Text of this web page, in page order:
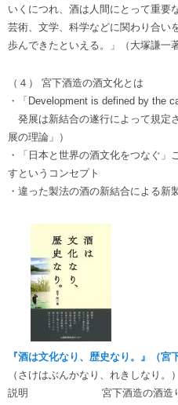
いくにつれ、酒は人間にとって重要
芸術、文学、科学などに関わり合い
歩んできたといえる。」（大塚謙一
（４） 宮下酒造の酒文化とは
・「Development is defined by the
発展は新結合の遂行によって規定
展の理論」）
・「日本と世界の酒文化をつなぐ」
すというコンセプト
・違った製法の酒の新結合による新
『酒は文化なり、歴史なり。』（宮
（さけはぶんかなり、れきしなり。）
説明
宮下酒造の酒造